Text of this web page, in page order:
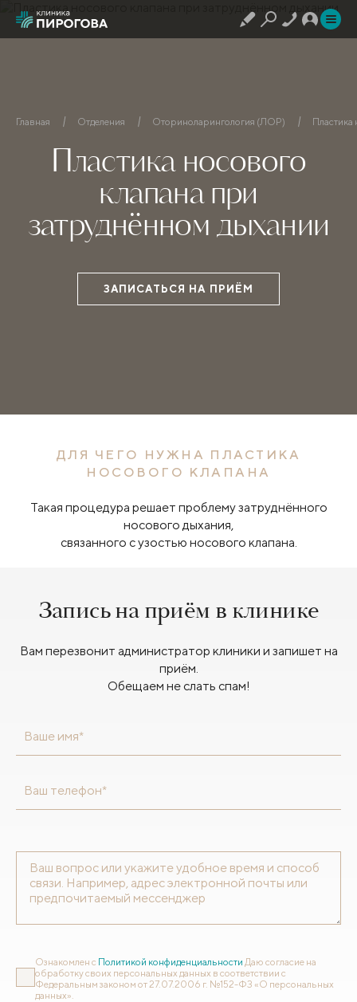
Главная Отделения Оториноларингология (ЛОР) Пластика
Пластика носового
клапана при
затруднённом дыхании
ЗАПИСАТЬСЯ НА ПРИЁМ
ДЛЯ ЧЕГО НУЖНА ПЛАСТИКА
НОСОВОГО КЛАПАНА
Такая процедура решает проблему затруднённого
носового дыхания,
связанного с узостью носового клапана.
Запись на приём в клинике
Вам перезвонит администратор клиники и запишет на
приём.
Обещаем не слать спам!
Ваше имя*
Ваш телефон*
Ознакомлен с Политикой конфиденциальности Даю согласие на
обработку своих персональных данных в соответствии с
Федеральным законом от 27.07.2006 г. №152-ФЗ «О персональных
данных».